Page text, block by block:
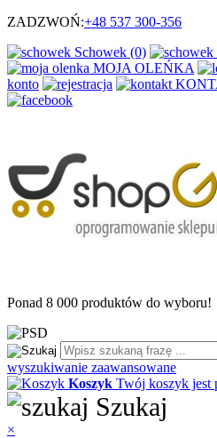
ZADZWOŃ:+48 537 300-356
Schowek (0)
MOJA OLEŃKA
konto
Ponad 8 000 produktów do wyboru!
wyszukiwanie zaawansowane
Koszyk Twój koszyk jest
Szukaj
×